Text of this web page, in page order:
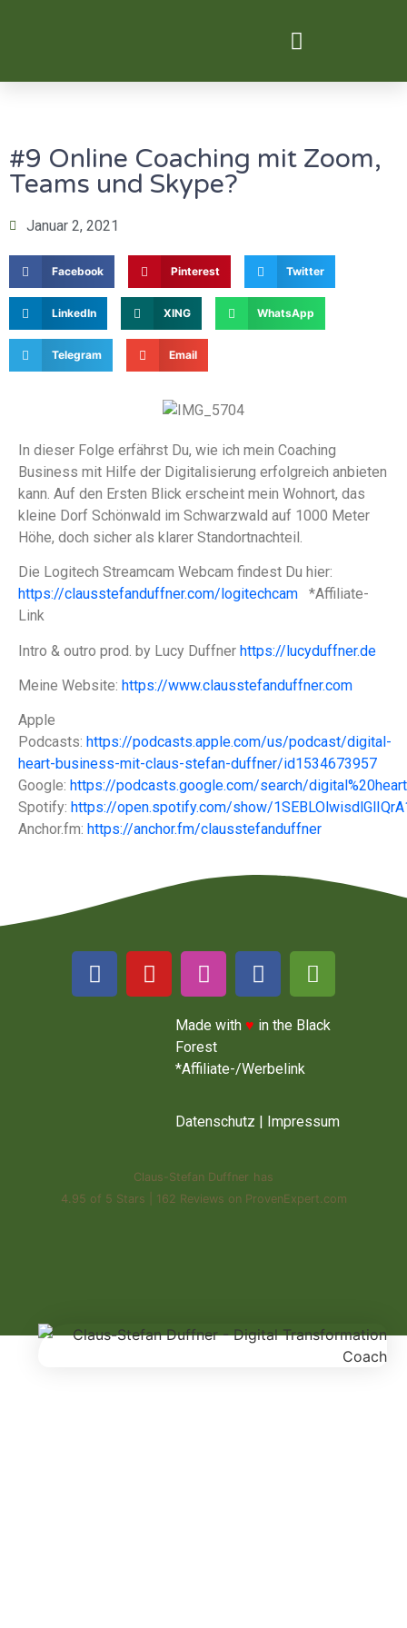
#9 Online Coaching mit Zoom,
Teams und Skype?
Januar 2, 2021
Facebook Pinterest Twitter
LinkedIn XING WhatsApp
Telegram Email
In dieser Folge erfährst Du, wie ich mein Coaching
Business mit Hilfe der Digitalisierung erfolgreich anbieten
kann. Auf den Ersten Blick erscheint mein Wohnort, das
kleine Dorf Schönwald im Schwarzwald auf 1000 Meter
Höhe, doch sicher als klarer Standortnachteil.
Die Logitech Streamcam Webcam findest Du hier:
https://clausstefanduffner.com/logitechcam *Affiliate-
Link
Intro & outro prod. by Lucy Duffner https://lucyduffner.de
Meine Website: https://www.clausstefanduffner.com
Apple
Podcasts: https://podcasts.apple.com/us/podcast/digital-
heart-business-mit-claus-stefan-duffner/id1534673957
Google: https://podcasts.google.com/search/
Spotify: https://open.spotify.com/show/
Anchor.fm: https://anchor.fm/clausstefanduffner
Made with ♥ in the Black
Forest
*Affiliate-/Werbelink
Datenschutz Impressum
Claus-Stefan Duffner has
4.95 of 5 Stars 162 Reviews on ProvenExpert.com